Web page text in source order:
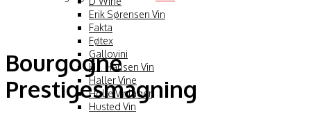
Erik Sørensen Vin
Fakta
Føtex
Gallovini
H.J. Hansen Vin
Haller Vine
Holte Vinlager
Husted Vin
Bourgogne
Prestigesmagning